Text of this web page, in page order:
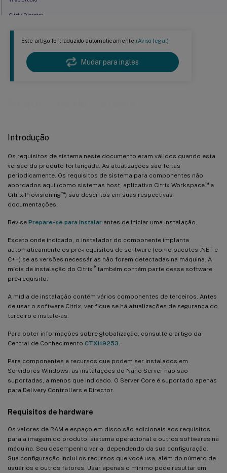
Este artigo foi traduzido automaticamente.(Aviso legal)
Mudar para ingles
Introdução
Os requisitos de sistema neste documento eram válidos quando esta
versão do produto foi lançada. As atualizações são feitas
periodicamente. Os requisitos de sistema para componentes não
abordados aqui (como sistemas host, aplicativo Citrix Workspace™e
Citrix Provisioning™) são descritos em suas respectivas
documentações.
Revise Prepare-se para instalar antes de iniciar uma instalação.
Exceto onde indicado, o instalador do componente implanta
automaticamente os pré-requisitos de software (como pacotes .NET e
C++) se as versões necessárias não forem detectadas na máquina. A
mídia de instalação do Citrix ®também contém parte desse software
pré-requisito.
A mídia de instalação contém vários componentes de terceiros. Antes
de usar o software Citrix, verifique se há atualizações de segurança do
terceiro e instale-as.
Para obter informações sobre globalização, consulte o artigo da
Central de Conhecimento CTX119253
Para componentes e recursos que podem ser instalados em
Servidores Windows, as instalações do Nano Server não são
suportadas, a menos que indicado. O Server Core é suportado apenas
para Delivery Controllers e Director.
Requisitos de hardware
Os valores de RAM e espaço em disco são adicionais aos requisitos
para a imagem do produto, sistema operacional e outros softwares na
máquina. Seu desempenho varia, dependendo da sua configuração.
Sua configuração inclui os recursos que você usa, além do número de
usuários e outros fatores. Usar apenas o mínimo pode resultar em
Citrix Director
Virtual Delivery Agent (VDA) para SO de sessão única
Virtual Delivery Agent (VDA) para SO de múltiplas sessões
Hosts / recursos de virtualização